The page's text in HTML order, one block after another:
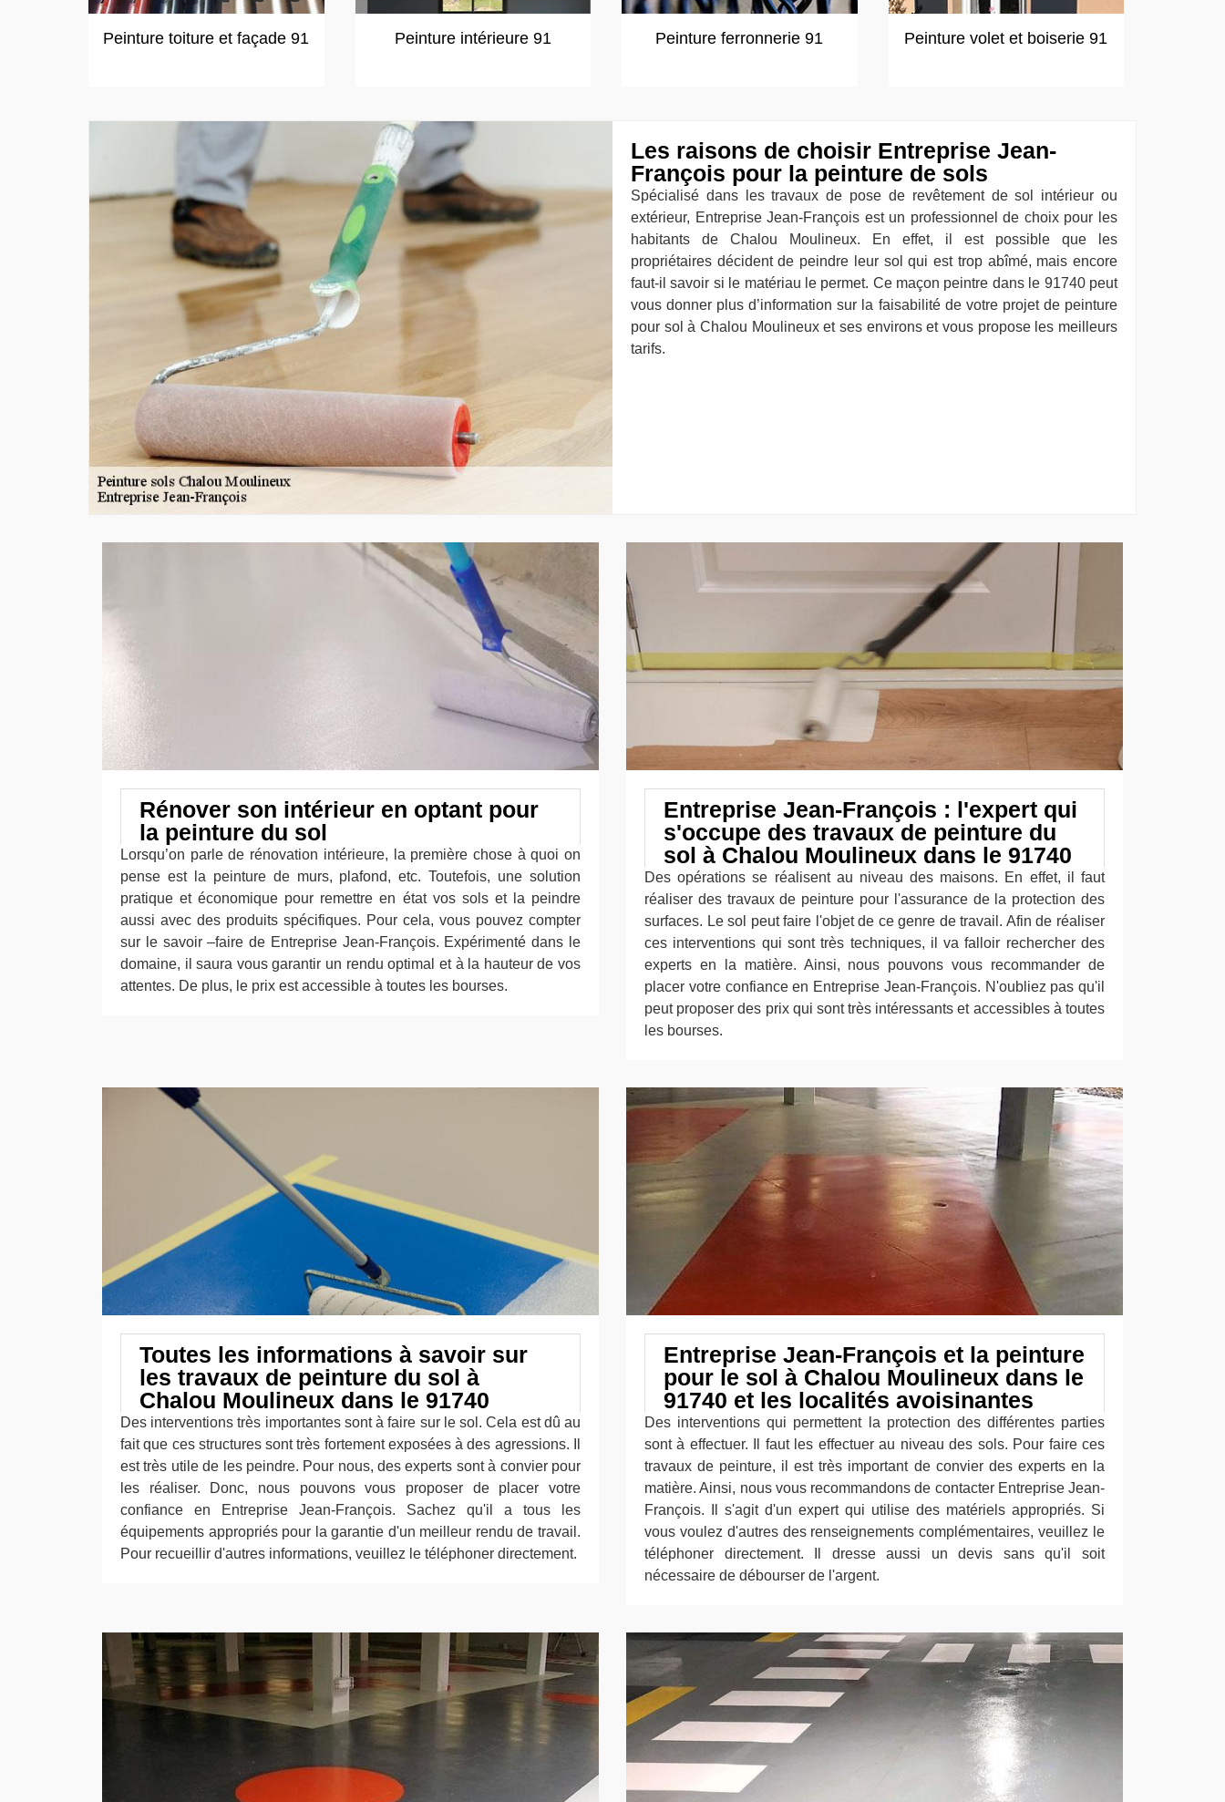
Peinture toiture et façade 91 Peinture intérieure 91 Peinture ferronnerie 91 Peinture volet et boiserie 91
Les raisons de choisir Entreprise Jean-
François pour la peinture de sols
Spécialisé dans les travaux de pose de revêtement de sol intérieur ou
extérieur, Entreprise Jean-François est un professionnel de choix pour les
habitants de Chalou Moulineux. En effet, il est possible que les
propriétaires décident de peindre leur sol qui est trop abîmé, mais encore
faut-il savoir si le matériau le permet. Ce maçon peintre dans le 91740 peut
vous donner plus d’information sur la faisabilité de votre projet de peinture
pour sol à Chalou Moulineux et ses environs et vous propose les meilleurs
tarifs.
Rénover son intérieur en optant pour
la peinture du sol
Lorsqu’on parle de rénovation intérieure, la première chose à quoi on
pense est la peinture de murs, plafond, etc. Toutefois, une solution
pratique et économique pour remettre en état vos sols et la peindre
aussi avec des produits spécifiques. Pour cela, vous pouvez compter
sur le savoir –faire de Entreprise Jean-François. Expérimenté dans le
domaine, il saura vous garantir un rendu optimal et à la hauteur de vos
attentes. De plus, le prix est accessible à toutes les bourses.
Entreprise Jean-François : l'expert qui
s'occupe des travaux de peinture du
sol à Chalou Moulineux dans le 91740
Des opérations se réalisent au niveau des maisons. En effet, il faut
réaliser des travaux de peinture pour l'assurance de la protection des
surfaces. Le sol peut faire l'objet de ce genre de travail. Afin de réaliser
ces interventions qui sont très techniques, il va falloir rechercher des
experts en la matière. Ainsi, nous pouvons vous recommander de
placer votre confiance en Entreprise Jean-François. N'oubliez pas qu'il
peut proposer des prix qui sont très intéressants et accessibles à toutes
les bourses.
Toutes les informations à savoir sur
les travaux de peinture du sol à
Chalou Moulineux dans le 91740
Des interventions très importantes sont à faire sur le sol. Cela est dû au
fait que ces structures sont très fortement exposées à des agressions. Il
est très utile de les peindre. Pour nous, des experts sont à convier pour
les réaliser. Donc, nous pouvons vous proposer de placer votre
confiance en Entreprise Jean-François. Sachez qu'il a tous les
équipements appropriés pour la garantie d'un meilleur rendu de travail.
Pour recueillir d'autres informations, veuillez le téléphoner directement.
Entreprise Jean-François et la peinture
pour le sol à Chalou Moulineux dans le
91740 et les localités avoisinantes
Des interventions qui permettent la protection des différentes parties
sont à effectuer. Il faut les effectuer au niveau des sols. Pour faire ces
travaux de peinture, il est très important de convier des experts en la
matière. Ainsi, nous vous recommandons de contacter Entreprise Jean-
François. Il s'agit d'un expert qui utilise des matériels appropriés. Si
vous voulez d'autres des renseignements complémentaires, veuillez le
téléphoner directement. Il dresse aussi un devis sans qu'il soit
nécessaire de débourser de l'argent.